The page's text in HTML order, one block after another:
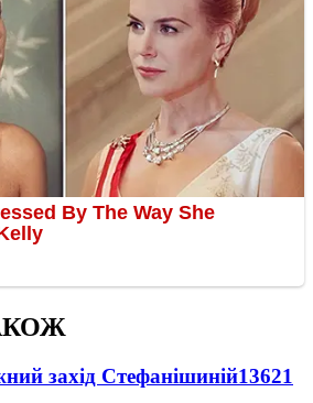
захід Стефанішиній13621